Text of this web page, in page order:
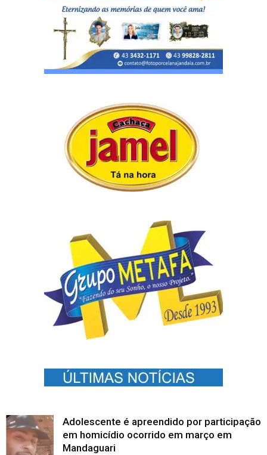
Adolescente é apreendido por participação
em homicídio ocorrido em março em
Mandaguari